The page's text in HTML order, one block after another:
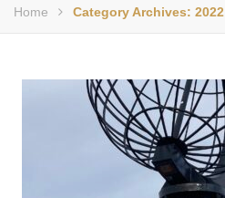
Home Category Archives: 2022